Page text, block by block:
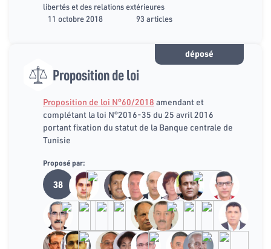
libertés et des relations extérieures
11 octobre 2018
93 articles
déposé
Proposition de loi
Proposition de loi N°60/2018 amendant et
complétant la loi N°2016-35 du 25 avril 2016
portant fixation du statut de la Banque centrale de
Tunisie
Proposé par:
38